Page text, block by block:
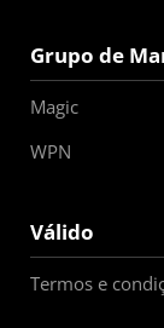
Grupo de
Magic
WPN
Válido
Termos e